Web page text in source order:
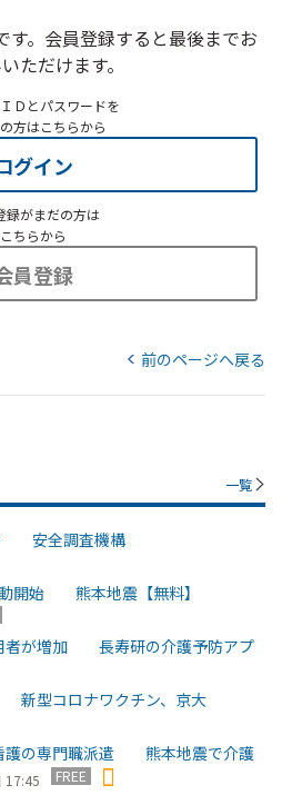
す。会員登録すると最後までお
ただけます。
Ｄとパスワードを
方はこちらから
グイン
録がまだの方は
こちらから
員登録
前のページへ戻る
一覧
安全調査機構
開始 熊本地震【無料】
者が増加 長寿研の介護予防アプ
型コロナワクチン、京大
護の専門職派遣 熊本地震で介護
17:45 FREE